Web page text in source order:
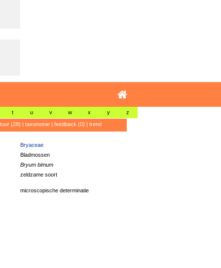
t u v w x y z
(28) | taxonomie| feedback (0) | trend
Bryaceae
Bladmossen
Bryum bimum
zeldzame soort
microscopische determinatie